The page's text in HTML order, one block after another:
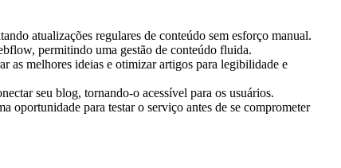
atualizações regulares de conteúdo sem esforço manual.
permitindo uma gestão de conteúdo fluida.
as melhores ideias e otimizar artigos para legibilidade e
seu blog, tornando-o acessível para os usuários.
oportunidade para testar o serviço antes de se comprometer